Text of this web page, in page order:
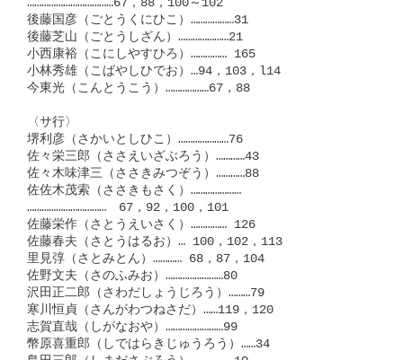
後藤国彦（ごとうくにひこ）………………31
後藤芝山（ごとうしざん）…………………21
小西康裕（こにしやすひろ）…………… 165
小林秀雄（こばやしひでお）…94，103，l14
今東光（こんとうこう）………………67，88
〈サ行〉
堺利彦（さかいとしひこ）…………………76
佐々栄三郎（ささえいざぶろう）…………43
佐々木味津三（ささきみつぞう）…………88
佐佐木茂索（ささきもさく）…………………
……………………………　67，92，100，101
佐藤栄作（さとうえいさく）…………… 126
佐藤春夫（さとうはるお）… 100，102，113
里見弴（さとみとん）………… 68，87，104
佐野文夫（さのふみお）……………………80
沢田正二郎（さわだしょうじろう）………79
寒川恒貞（さんがわつねさだ）……119，120
志賀直哉（しがなおや）……………………99
幣原喜重郎（しではらきじゅうろう）……34